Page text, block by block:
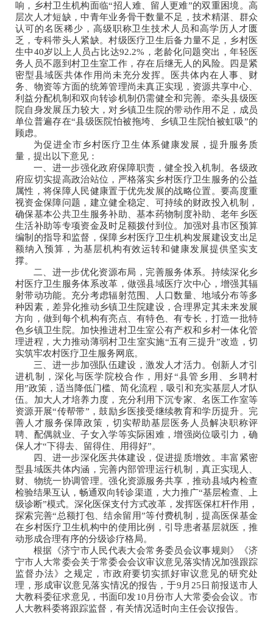
响，乡村卫生机构面临“招人难、留人更难”的双重困境。高
层次人才短缺，中青年业务骨干数量不足，技术精湛、群众
认可的名医稀少，高级职称卫生技术人员和高学历人才匮
乏，专科带头人紧缺。村级医疗卫生后备力量不足，乡村医
生中40岁以上人员占比达92.2%，老龄化问题突出，年轻医
务人员不愿到村卫生室工作，存在后继无人的风险。四是紧
密型县域医共体作用尚未充分发挥。医共体内在人事、财
务、物资等方面的统筹管理尚未真正实现，资源共享中心、
利益分配机制和双向转诊机制仍需健全和完善。牵头县级医
院自身发展压力较大，对乡镇卫生院的带动作用不足，成员
单位普遍存在“县级医院怕被拖垮、乡镇卫生院怕被虹吸”的
顾虑。
为促进全市乡村医疗卫生体系健康发展，提升服务质
量，提出以下意见：
一、进一步强化政府保障职责，健全投入机制。各级政
府应切实提高政治站位，严格落实乡村医疗卫生服务的公益
属性，将保障人民健康置于优先发展的战略位置。要高度重
视资金保障问题，建立健全稳定、可持续的财政投入机制，
确保基本公共卫生服务补助、基本药物制度补助、老年乡医
生活补助等专项资金及时足额拨付到位。加强对县市区预算
编制的指导和监督，保障乡村医疗卫生机构发展建设支出足
额纳入预算，为基层机构有效运转和健康发展提供坚实支
撑。
二、进一步优化资源布局，完善服务体系。持续深化乡
村医疗卫生服务体系改革，做强县域医疗次中心，增强其辐
射带动功能。充分考虑辐射范围、人口数量、地域分布等多
种因素，差异化推动乡镇卫生院建设，合理界定其未来发展
方向，做到每个机构有亮点、有特色、有专长，打造一批特
色乡镇卫生院。加快推进村卫生室公有产权和乡村一体化管
理进程，大力推动薄弱村卫生室实施“五有三提升”改造，切
实筑牢农村医疗卫生服务网底。
三、进一步加强队伍建设，激发人才活力。创新人才引
进机制，深化与医学院校合作，用好“县管乡用、乡聘村
用”政策，适当降低门槛、简化流程，吸引和充实基层人才队
伍。加大人才培养力度，充分利用下沉专家、名医工作室等
资源开展“传帮带”，鼓励乡医接受继续教育和学历提升。完
善人才服务保障政策，切实帮助基层医务人员解决职称评
聘、配偶就业、子女入学等实际困难，增强岗位吸引力，确
保人才“下得去、留得住、用得好”。
四、进一步深化医共体建设，促进提质增效。丰富紧密
型县域医共体内涵，完善内部管理运行机制，真正实现人、
财、物统一协调管理。强化资源服务共享，推动县域内检查
检验结果互认，畅通双向转诊渠道，大力推广“基层检查、上
级诊断”模式。深化医保支付方式改革，发挥医保杠杆作用，
探索完善“总额打包、结余留用”等付费机制，提高医保基金
在乡村医疗卫生机构中的使用比例，引导患者基层就医，推
动形成合理有序的分级诊疗格局。
根据《济宁市人民代表大会常务委员会议事规则》《济
宁市人大常委会关于常委会会议审议意见落实情况加强跟踪
监督办法》之规定，市政府要切实抓好审议意见的研究处
理，形成审议意见落实情况的报告，于9月25日前报送市人
大教科委征求意见，书面印发10月份市人大常委会会议。市
人大教科委将跟踪监督，有关情况适时向主任会议报告。